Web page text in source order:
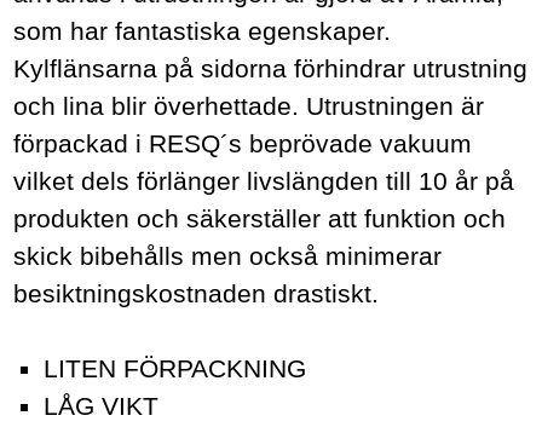
som har fantastiska egenskaper.
Kylflänsarna på sidorna förhindrar utrustning
och lina blir överhettade. Utrustningen är
förpackad i RESQ´s beprövade vakuum
vilket dels förlänger livslängden till 10 år på
produkten och säkerställer att funktion och
skick bibehålls men också minimerar
besiktningskostnaden drastiskt.
LITEN FÖRPACKNING
LÅG VIKT